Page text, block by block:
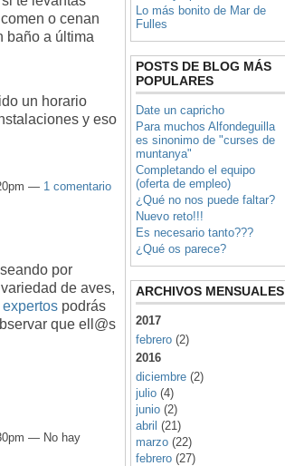
o cenan
baño a última
un horario
y eso
— 1 comentario
por
de aves,
podrás
que ell@s
— No hay
Lo más bonito de Mar de
Fulles
POSTS DE BLOG MÁS
POPULARES
Date un capricho
Para muchos Alfondeguilla
es sinonimo de "curses de
muntanya"
Completando el equipo
(oferta de empleo)
¿Qué no nos puede faltar?
Nuevo reto!!!
Es necesario tanto???
¿Qué os parece?
ARCHIVOS MENSUALES
2017
febrero (2)
2016
diciembre (2)
julio (4)
junio (2)
abril (21)
marzo (22)
febrero (27)